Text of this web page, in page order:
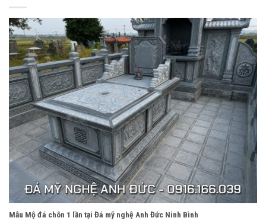
Mẫu Mộ đá chôn 1 lần tại Đá mỹ nghệ Anh Đức Ninh Bình